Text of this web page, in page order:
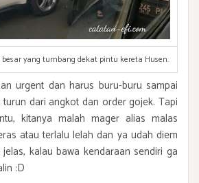
yang tumbang dekat pintu kereta Husen.
urgent dan harus buru-buru sampai
dari angkot dan order gojek. Tapi
kitanya malah mager alias malas
atau terlalu lelah dan ya udah diem
kalau bawa kendaraan sendiri ga
:D